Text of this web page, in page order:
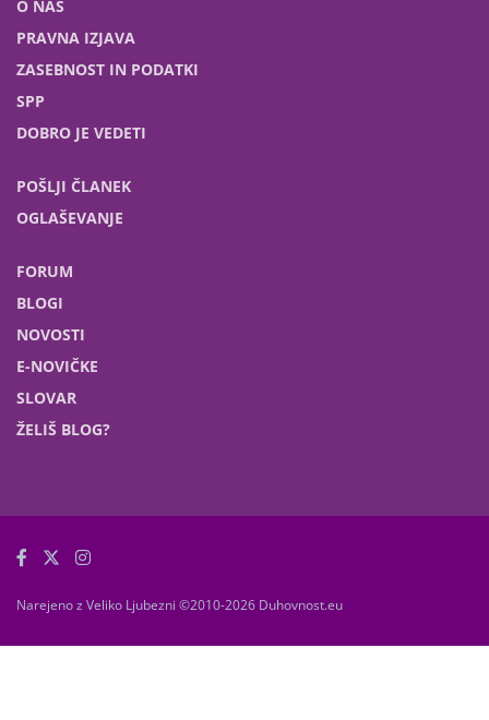
O NAS
PRAVNA IZJAVA
ZASEBNOST IN PODATKI
SPP
DOBRO JE VEDETI
POŠLJI ČLANEK
OGLAŠEVANJE
FORUM
BLOGI
NOVOSTI
E-NOVIČKE
SLOVAR
ŽELIŠ BLOG?
Narejeno z Veliko Ljubezni ©2010-2026 Duhovnost.eu